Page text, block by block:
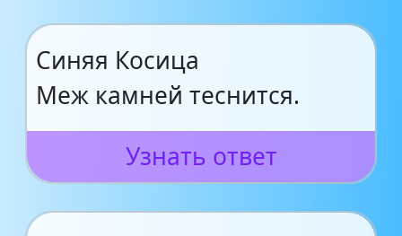
Синяя Косица
Меж камней теснится.
Узнать ответ